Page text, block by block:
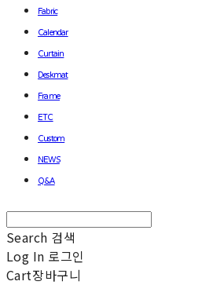
Fabric
Calendar
Curtain
Deskmat
Frame
ETC
Custom
NEWS
Q&A
Search 검색
Log In 로그인
Cart장바구니